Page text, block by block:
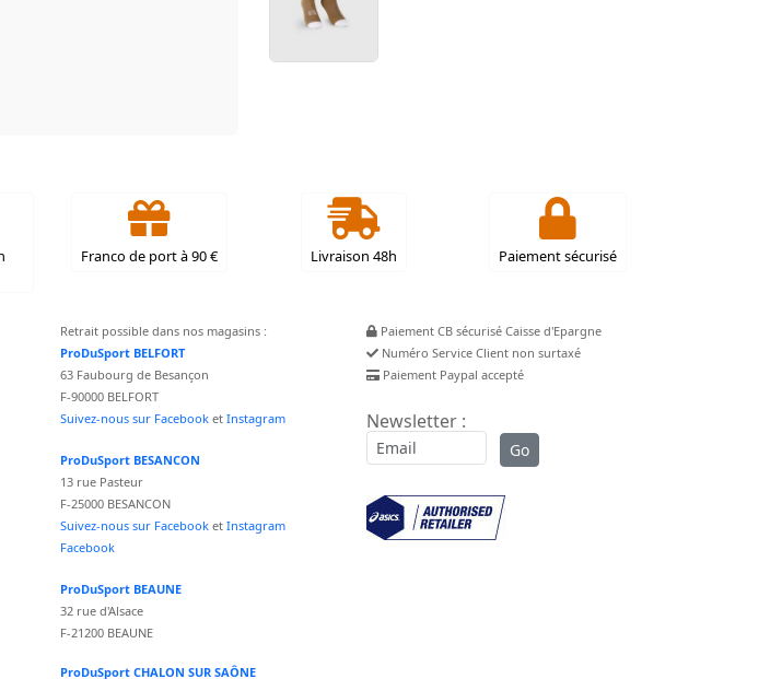
Franco de port à 90 € Livraison 48h Paiement sécurisé
Retrait possible dans nos magasins :
ProDuSport BELFORT
63 Faubourg de Besançon
F-90000 BELFORT
Suivez-nous sur Facebook et Instagram
ProDuSport BESANCON
13 rue Pasteur
F-25000 BESANCON
Suivez-nous sur Facebook et Instagram
Facebook
ProDuSport BEAUNE
32 rue d'Alsace
F-21200 BEAUNE
ProDuSport CHALON SUR SAÔNE
Paiement CB sécurisé Caisse d'Epargne
Numéro Service Client non surtaxé
Paiement Paypal accepté
Newsletter :